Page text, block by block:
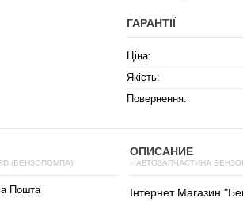
ГАРАНТІЇ
Ціна:
Якість:
Повернення:
(БЕНЗОПОМПА)
Пошта
ОПИСАНИЕ
✅АВТОЗАПЧАСТИНА
Інтернет Магазин "